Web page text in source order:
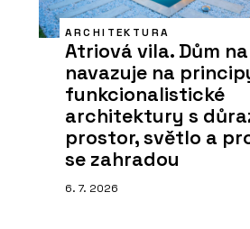
ARCHITEKTURA
Atriová vila. Dům
navazuje na
funkcionalistické
architektury s
prostor, světlo a
se zahradou
6. 7. 2026